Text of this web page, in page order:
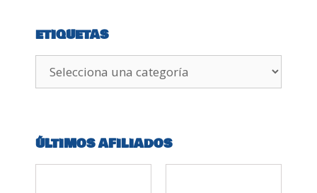
ETIQUETAS
ÚLTIMOS AFILIADOS